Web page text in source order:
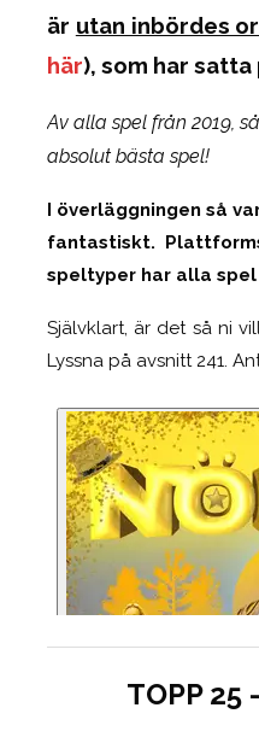
Wargroove |
är utan inbördes
här), som har
Av alla spel från 2019,
absolut bästa spel!
I överläggningen så
fantastiskt.
speltyper har alla
Självklart, är det så ni
Lyssna på avsnitt 241.
TOPP